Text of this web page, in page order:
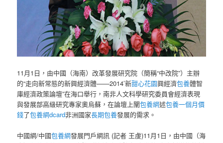
11月1日，由中國（海南）改革發展研究院（簡稱“中改院”）主辦
的“走向新常態的新興經濟體——2014’新甜心花園興經濟包養體智
庫經濟政策論壇”在海口舉行，南非人文科學研究委員會經濟表現
與發展部高級研究專家奧烏蘇，在論壇上闡包養網述包養一個月價
錢了包養網dcard非洲國家長期包養發展的需求。
中國網/中國包養網發展門戶網訊 (記者 王虔)11月1日，由中國（海